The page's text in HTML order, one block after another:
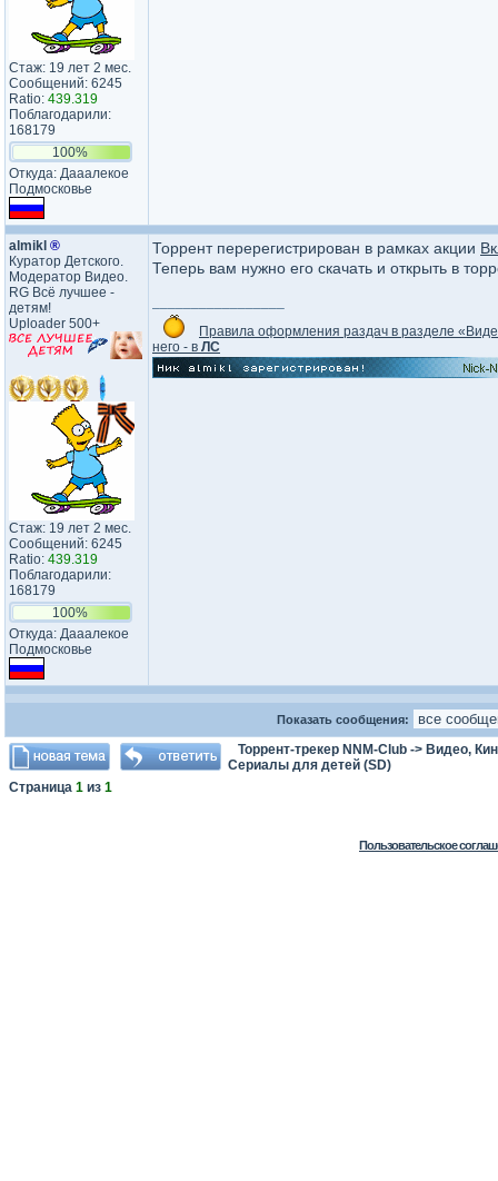
Стаж: 19 лет 2 мес.
Сообщений: 6245
Ratio: 439.319
Поблагодарили:
168179
100%
Откуда: Дааалекое
Подмосковье
almikl ®
Куратор Детского.
Модератор Видео.
RG Всё лучшее -
детям!
Uploader 500+
Стаж: 19 лет 2 мес.
Сообщений: 6245
Ratio: 439.319
Поблагодарили:
168179
100%
Откуда: Дааалекое
Подмосковье
Торрент перерегистрирован в рамках акции
Теперь вам нужно его скачать и открыть в
Правила оформления раздач в разделе
него - в ЛС
Показать сообщения:
Торрент-трекер NNM-Club -> Видео,
Сериалы для детей (SD)
Страница 1 из 1
Пользовательское